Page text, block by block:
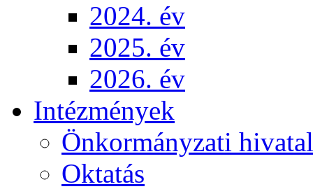
2024. év
2025. év
2026. év
Intézmények
Önkormányzati hivatal
Oktatás